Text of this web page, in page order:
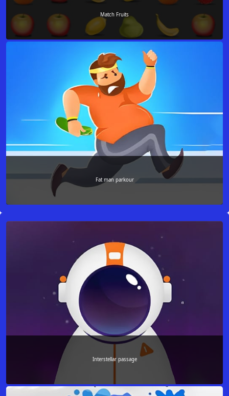
Match Fruits
Fat man parkour
Interstellar passage